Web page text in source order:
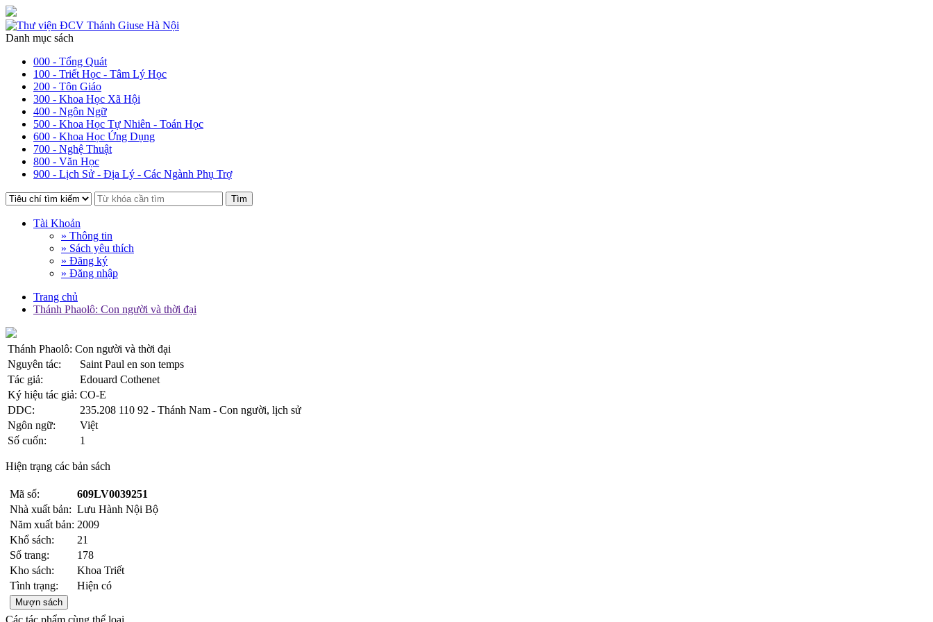
Danh mục sách
000 - Tổng Quát
100 - Triết Học - Tâm Lý Học
200 - Tôn Giáo
300 - Khoa Học Xã Hội
400 - Ngôn Ngữ
500 - Khoa Học Tự Nhiên - Toán Học
600 - Khoa Học Ứng Dụng
700 - Nghệ Thuật
800 - Văn Học
900 - Lịch Sử - Địa Lý - Các Ngành Phụ Trợ
Tìm
Tài Khoản
» Thông tin
» Sách yêu thích
» Đăng ký
» Đăng nhập
Trang chủ
Thánh Phaolô: Con người và thời đại
Thánh Phaolô: Con người và thời đại
Nguyên tác:
Saint Paul en son temps
Tác giả:
Edouard Cothenet
Ký hiệu tác giả: CO-E
DDC:
235.208 110 92 - Thánh Nam - Con người, lịch sử
Ngôn ngữ:
Việt
Số cuốn:
1
Hiện trạng các bản sách
Mã số:
609LV0039251
Nhà xuất bản: Lưu Hành Nội Bộ
Năm xuất bản: 2009
Khổ sách:
21
Số trang:
178
Kho sách:
Khoa Triết
Tình trạng:
Hiện có
Mượn sách
Các tác phẩm cùng thể loại